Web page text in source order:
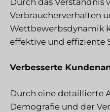
Verbraucherverhalten
Wettbewerbsdynamik
effektive und effiziente
Verbesserte
Durch eine detaillierte
Demografie und der